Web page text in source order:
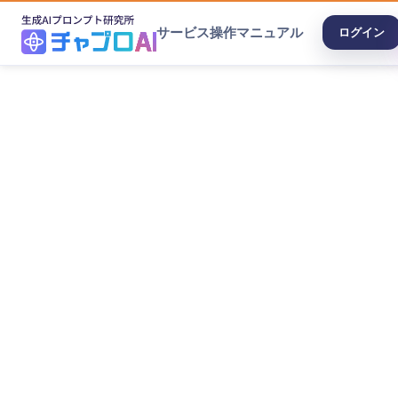
サービス操作マニュアル ログイン